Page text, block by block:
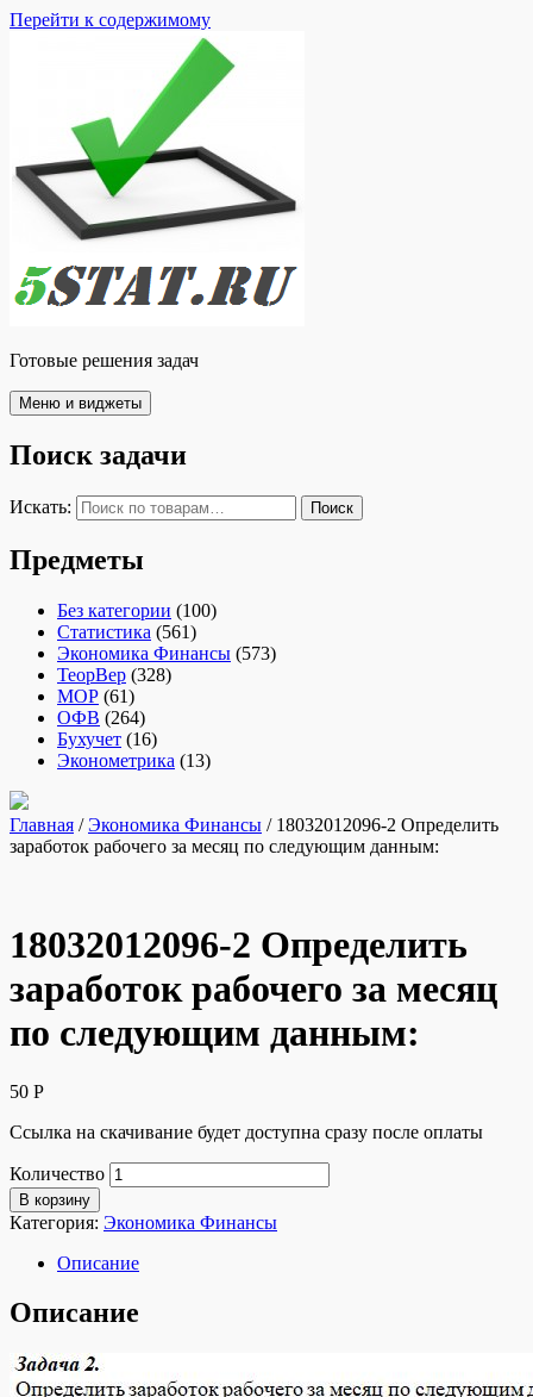
Перейти к содержимому
Готовые решения задач
Меню и виджеты
Поиск задачи
Искать: Поиск
Предметы
Без категории (100)
Статистика (561)
Экономика Финансы (573)
ТеорВер (328)
МОР (61)
ОФВ (264)
Бухучет (16)
Эконометрика (13)
Главная /Экономика Финансы / 18032012096-2 Определить
заработок рабочего за месяц по следующим данным:
18032012096-2 Определить
заработок рабочего за месяц
по следующим данным:
50 Р
Ссылка на скачивание будет доступна сразу после оплаты
Количество
В корзину
Категория: Экономика Финансы
Описание
Описание